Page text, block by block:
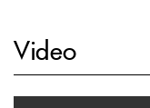
Video